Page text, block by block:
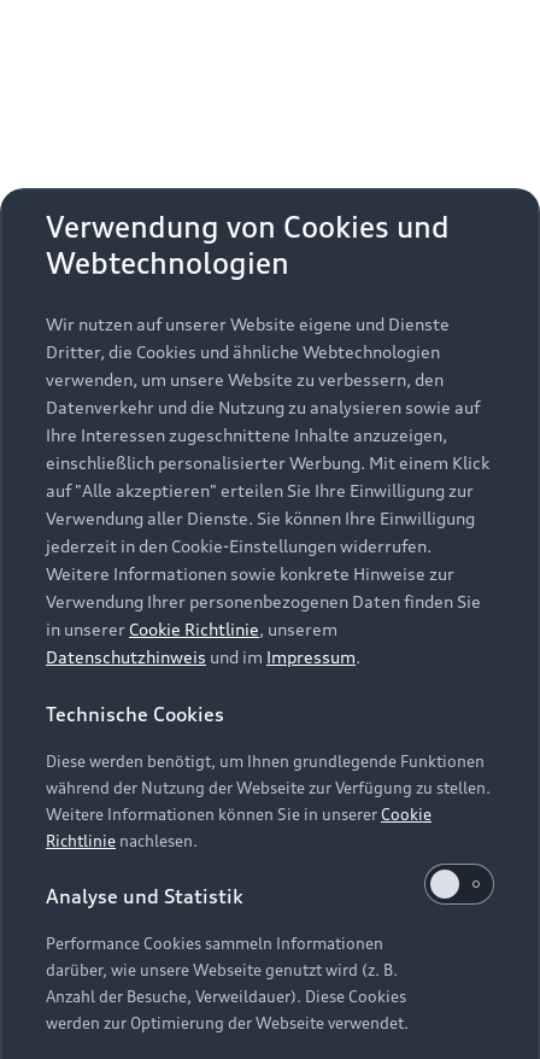
Zurück nach oben
Modelle
Alle Modelle
Modelle vergleichen
Elektromodelle
Plug-in-Hybride
Kaufen & leasen
Neuwagensuche
Gebrauchtwagensuche
Gebrauchtwagen
Finanzierung
Aktionen & Angebote
Geschäftskunden
Service & Zubehör
Saisonale Angebote
Audi Services
Garantie
Audi digital services
myAudi
Support
Kundenservice
Händlersuche
Audi Code
Online-Terminvereinbarung
Servicekontakt
Vertrag widerrufen
Über Audi
Unternehmen
Karriere
Investor Relations
Presse & Media Center
Datenschutz
Audi erleben
Newsletter
Impressum Rechtliches
Hinweisgebersystem
Datenschutzinformation
Cookie-Einstellungen
Cookie-Richtlinie
Barrierefreiheit
Hinweis: Die aktuelle Darstellung und Anordnung der
Embleme am Fahrzeug bei allen Abbildungen auf dieser
Webseite kann abweichen.
Verwendung von Cookies und
Webtechnologien
Wir nutzen auf unserer Website eigene und Dienste
Dritter, die Cookies und ähnliche Webtechnologien
verwenden, um unsere Website zu verbessern, den
Datenverkehr und die Nutzung zu analysieren sowie auf
Ihre Interessen zugeschnittene Inhalte anzuzeigen,
einschließlich personalisierter Werbung. Mit einem Klick
auf "Alle akzeptieren" erteilen Sie Ihre Einwilligung zur
Verwendung aller Dienste. Sie können Ihre Einwilligung
jederzeit in den Cookie-Einstellungen widerrufen.
Weitere Informationen sowie konkrete Hinweise zur
Verwendung Ihrer personenbezogenen Daten finden Sie
in unserer Cookie Richtlinie, unserem
Datenschutzhinweis und im Impressum.
Technische Cookies
Diese werden benötigt, um Ihnen grundlegende Funktionen
während der Nutzung der Webseite zur Verfügung zu stellen.
Weitere Informationen können Sie in unsererCookie
Richtlinie nachlesen.
Analyse und Statistik
Performance Cookies sammeln Informationen
darüber, wie unsere Webseite genutzt wird (z. B.
Anzahl der Besuche, Verweildauer). Diese Cookies
werden zur Optimierung der Webseite verwendet.